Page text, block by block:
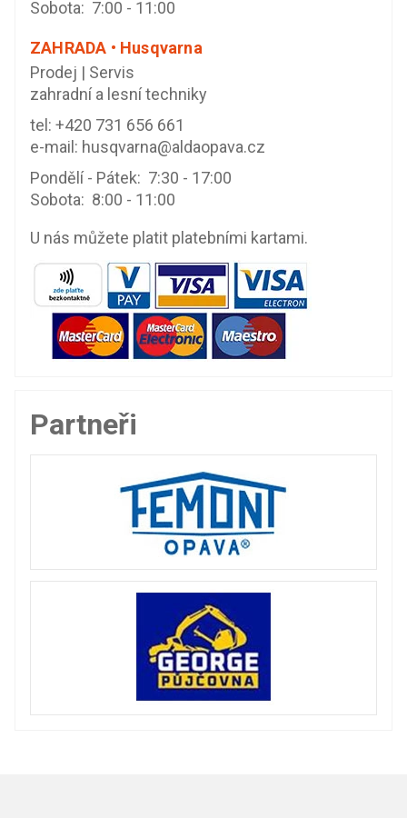
Sobota: 7:00 - 11:00
ZAHRADA • Husqvarna
Prodej | Servis
zahradní a lesní techniky
tel: +420 731 656 661
e-mail: husqvarna@aldaopava.cz
Pondělí - Pátek: 7:30 - 17:00
Sobota: 8:00 - 11:00
U nás můžete platit platebními kartami.
Partneři